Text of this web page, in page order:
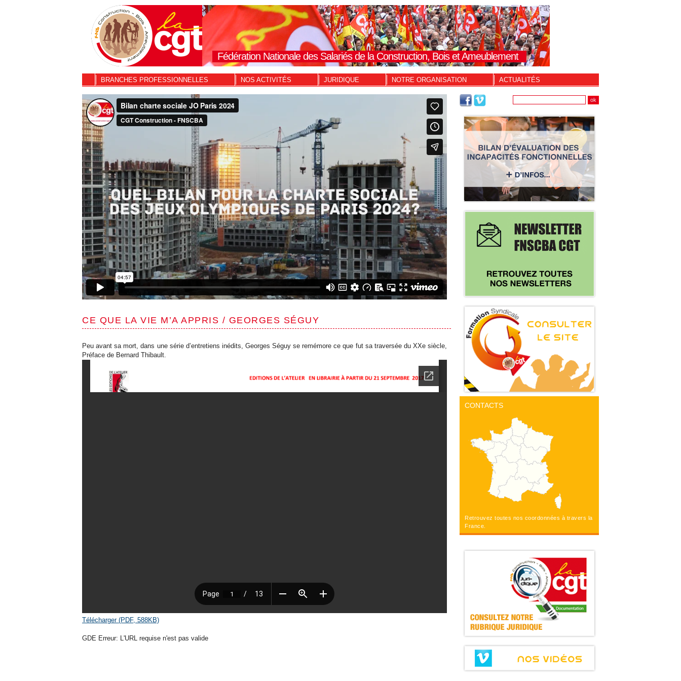
Fédération Nationale des Salariés de la Construction, Bois et Ameublement
BRANCHES PROFESSIONNELLES NOS ACTIVITÉS JURIDIQUE NOTRE ORGANISATION ACTUALITÉS
CONTACTS
Retrouvez toutes nos coordonnées à travers la
France.
CE QUE LA VIE M’A APPRIS / GEORGES SÉGUY
Peu avant sa mort, dans une série d’entretiens inédits, Georges Séguy se remémore ce que fut sa traversée du XXe siècle,
Préface de Bernard Thibault.
Télécharger (PDF, 588KB)
GDE Erreur: L'URL requise n'est pas valide